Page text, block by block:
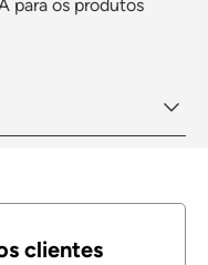
para os produtos